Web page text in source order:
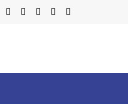
فيسبوك
X
الانستغرام
يوتيوب